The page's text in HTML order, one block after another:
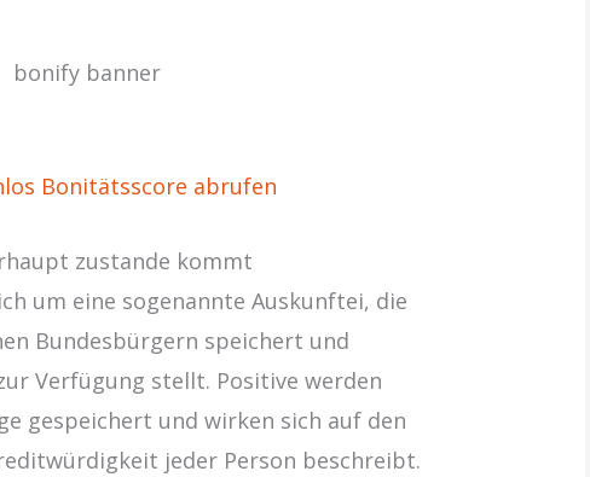
Bonitätsscore abrufen
zustande kommt
um eine sogenannte Auskunftei, die
Bundesbürgern speichert und
Verfügung stellt. Positive werden
gespeichert und wirken sich auf den
jeder Person beschreibt.